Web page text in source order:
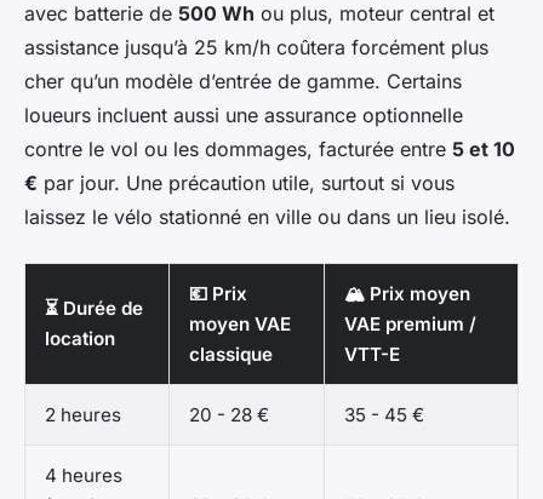
avec batterie de 500 Wh ou plus, moteur central et
assistance jusqu’à 25 km/h coûtera forcément plus
cher qu’un modèle d’entrée de gamme. Certains
loueurs incluent aussi une assurance optionnelle
contre le vol ou les dommages, facturée entre 5 et 10
€ par jour. Une précaution utile, surtout si vous
laissez le vélo stationné en ville ou dans un lieu isolé.
⏳ Durée de
location
💶 Prix
moyen VAE
classique
🏔️ Prix moyen
VAE premium /
VTT-E
2 heures 20 - 28 € 35 - 45 €
4 heures